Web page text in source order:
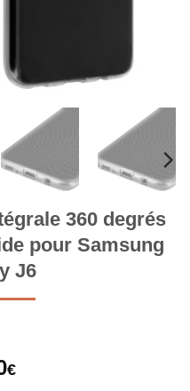
360 degrés
pour Samsung
J6
€